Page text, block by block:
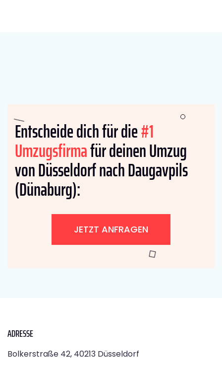
Entscheide dich für die#1
Umzugsfirmafür deinen Umzug
von Düsseldorf nach Daugavpils
(Dünaburg):
JETZT ANFRAGEN
ADRESSE
Bolkerstraße 42, 40213 Düsseldorf